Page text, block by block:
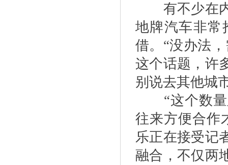
有不少在内
地牌汽车非常
借。“没办法
这个话题，许
别说去其他城
“这个数量
往来方便合作
乐正在接受记
融合，不仅两